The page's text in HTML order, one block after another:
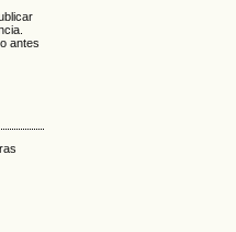
antes